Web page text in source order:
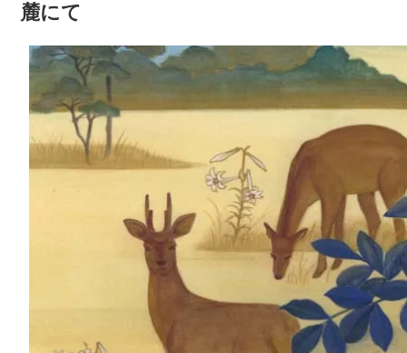
麓にて